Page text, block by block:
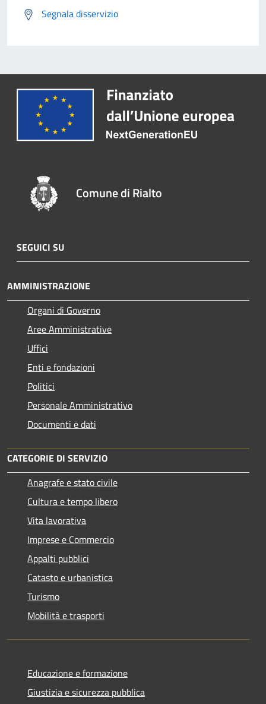
Segnala disservizio
Comune di Rialto
SEGUICI SU
AMMINISTRAZIONE
Organi di Governo
Aree Amministrative
Uffici
Enti e fondazioni
Politici
Personale Amministrativo
Documenti e dati
CATEGORIE DI SERVIZIO
Anagrafe e stato civile
Cultura e tempo libero
Vita lavorativa
Imprese e Commercio
Appalti pubblici
Catasto e urbanistica
Turismo
Mobilità e trasporti
Educazione e formazione
Giustizia e sicurezza pubblica